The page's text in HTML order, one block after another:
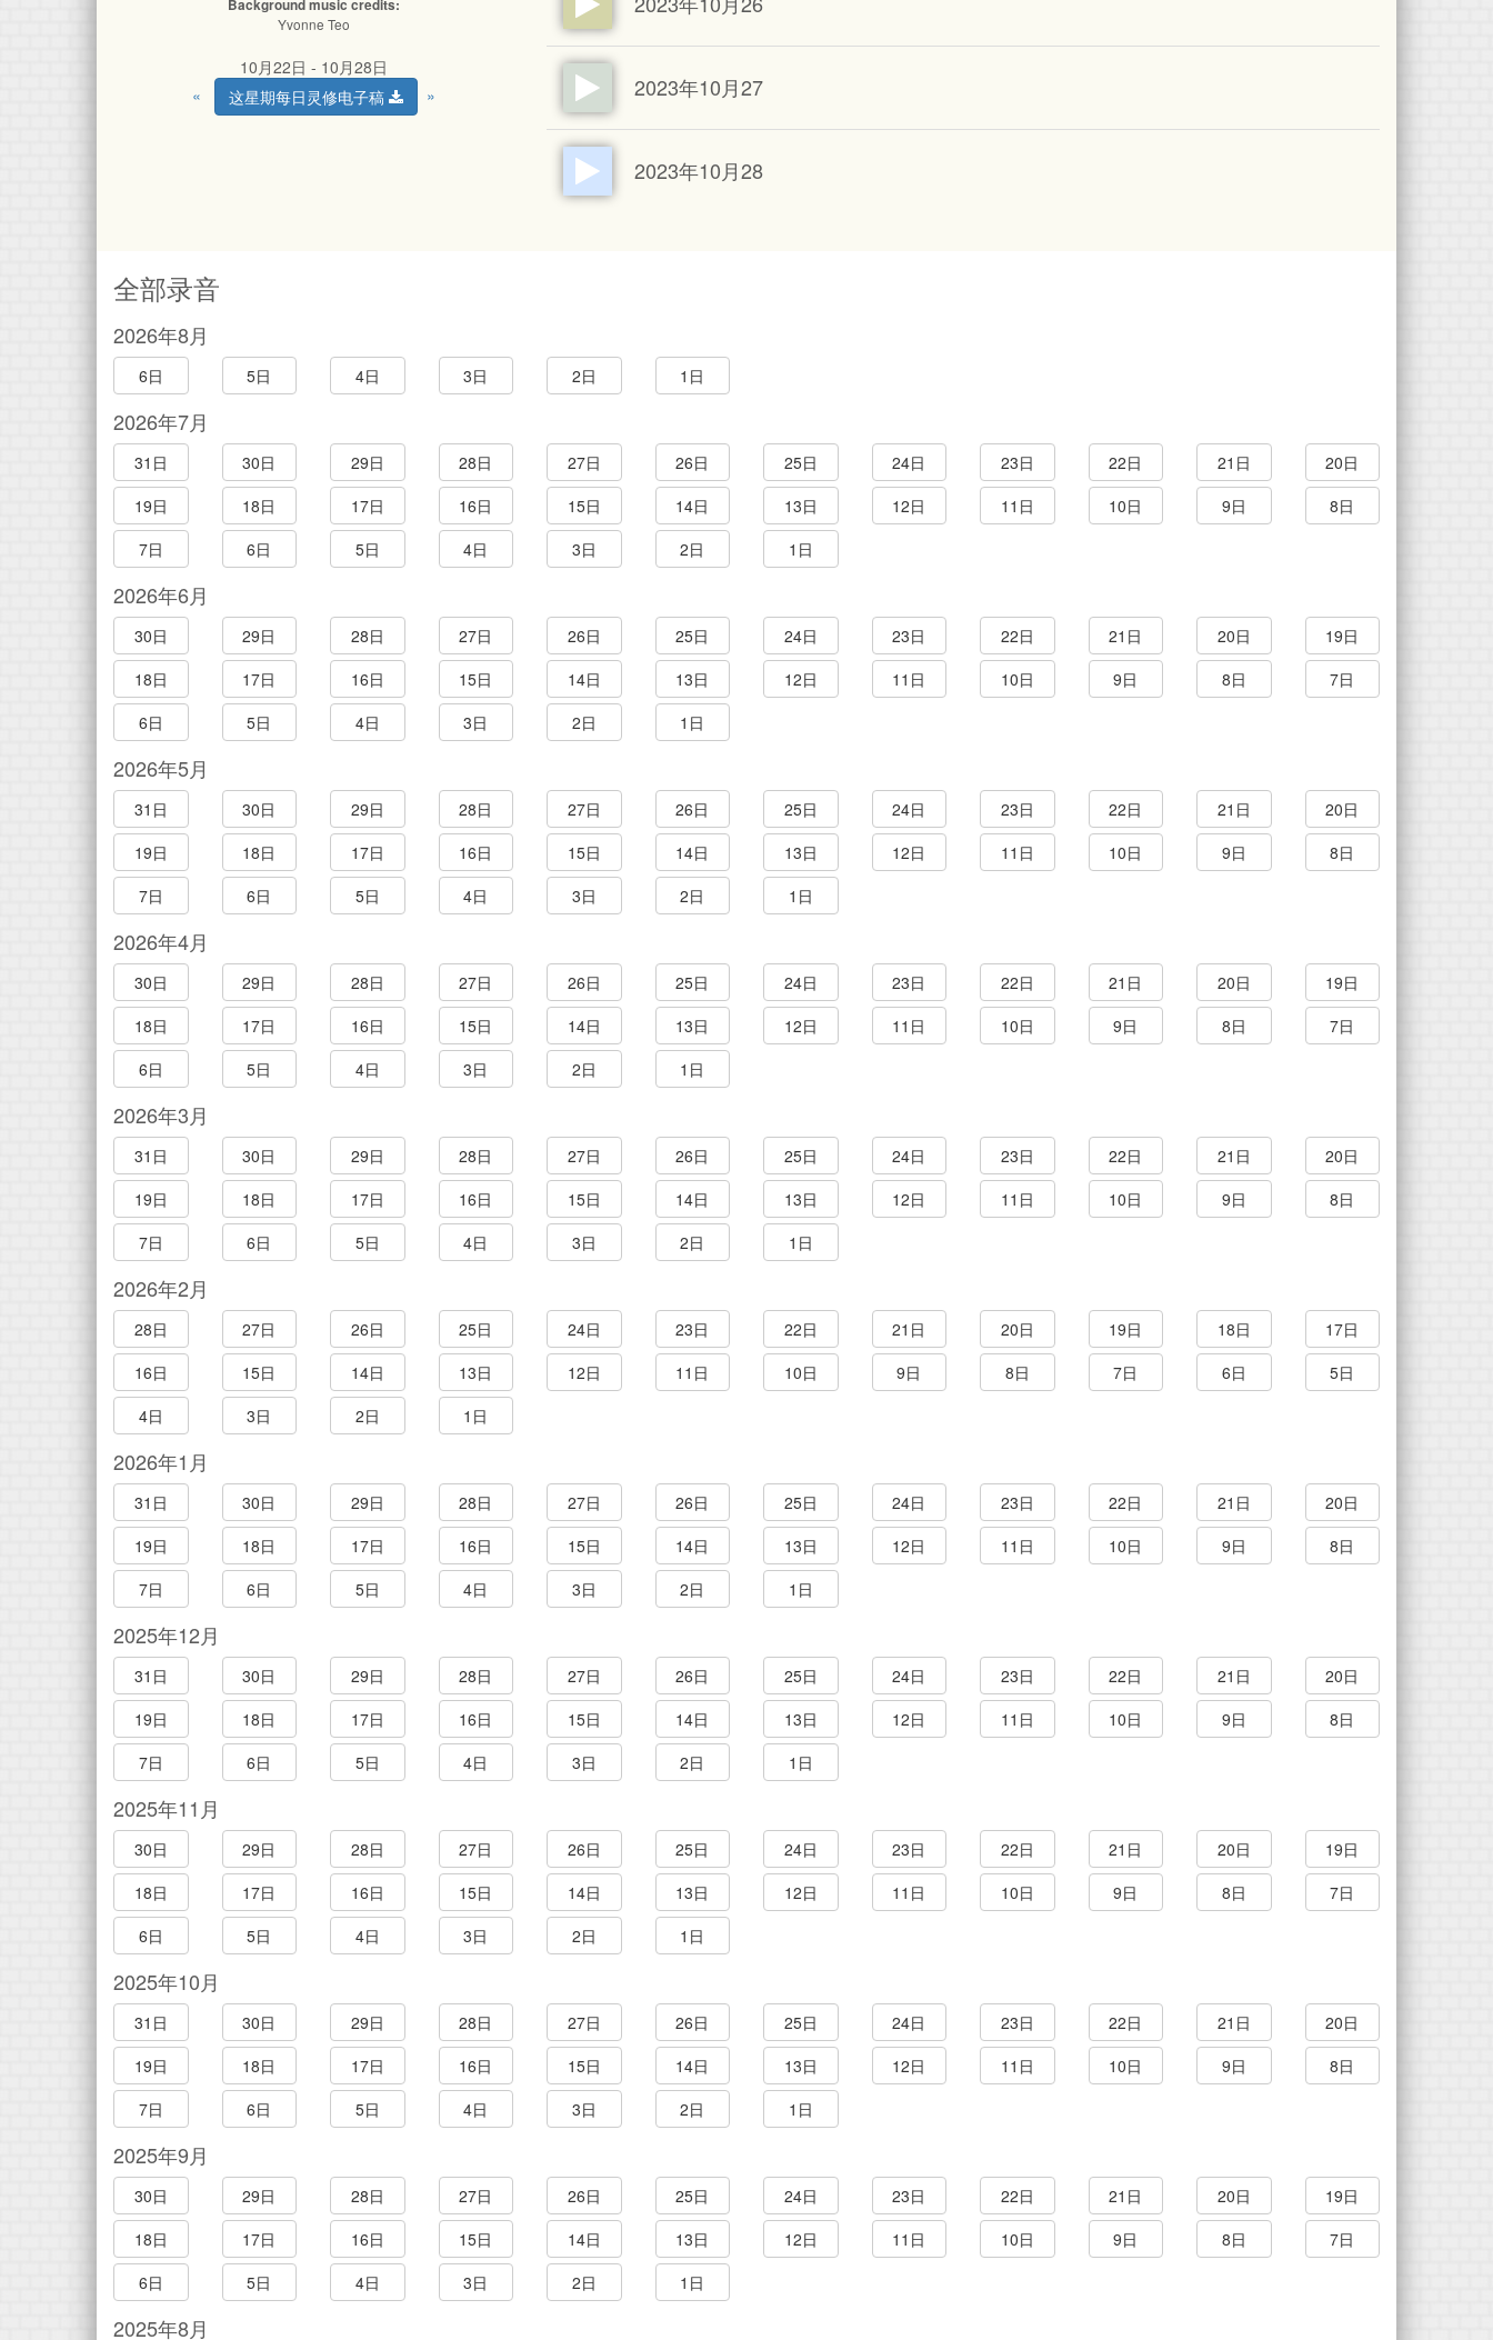
Background music credits:
Yvonne Teo
10月22日 - 10月28日
«
这星期每日灵修电子稿 » 2023年10月27
2023年10月28
全部录音
2026年8月
6日 5日 4日 3日 2日 1日
2026年7月
31日 30日 29日 28日 27日 26日 25日 24日 23日 22日 21日
20日
19日
18日 17日 16日 15日 14日 13日 12日 11日 10日 9日
8日
7日
6日 5日 4日 3日 2日 1日
2026年6月
30日 29日 28日 27日 26日 25日 24日 23日 22日 21日 20日
19日
18日
17日 16日 15日 14日 13日 12日 11日 10日 9日 8日
7日
6日
5日 4日 3日 2日 1日
2026年5月
31日 30日 29日 28日 27日 26日 25日 24日 23日 22日 21日
20日
19日
18日 17日 16日 15日 14日 13日 12日 11日 10日 9日
8日
7日
6日 5日 4日 3日 2日 1日
2026年4月
30日 29日 28日 27日 26日 25日 24日 23日 22日 21日 20日
19日
18日
17日 16日 15日 14日 13日 12日 11日 10日 9日 8日
7日
6日
5日 4日 3日 2日 1日
2026年3月
31日 30日 29日 28日 27日 26日 25日 24日 23日 22日 21日
20日
19日
18日 17日 16日 15日 14日 13日 12日 11日 10日 9日
8日
7日
6日 5日 4日 3日 2日 1日
2026年2月
28日 27日 26日 25日 24日 23日 22日 21日 20日 19日 18日
17日
16日
15日 14日 13日 12日 11日 10日 9日 8日 7日 6日
5日
4日
3日 2日 1日
2026年1月
31日 30日 29日 28日 27日 26日 25日 24日 23日 22日 21日
20日
19日
18日 17日 16日 15日 14日 13日 12日 11日 10日 9日
8日
7日
6日 5日 4日 3日 2日 1日
2025年12月
31日 30日 29日 28日 27日 26日 25日 24日 23日 22日 21日
20日
19日
18日 17日 16日 15日 14日 13日 12日 11日 10日 9日
8日
7日
6日 5日 4日 3日 2日 1日
2025年11月
30日 29日 28日 27日 26日 25日 24日 23日 22日 21日 20日
19日
18日
17日 16日 15日 14日 13日 12日 11日 10日 9日 8日
7日
6日
5日 4日 3日 2日 1日
2025年10月
31日 30日 29日 28日 27日 26日 25日 24日 23日 22日 21日
20日
19日
18日 17日 16日 15日 14日 13日 12日 11日 10日 9日
8日
7日
6日 5日 4日 3日 2日 1日
2025年9月
30日 29日 28日 27日 26日 25日 24日 23日 22日 21日 20日
19日
18日
17日 16日 15日 14日 13日 12日 11日 10日 9日 8日
7日
6日
5日 4日 3日 2日 1日
2025年8月